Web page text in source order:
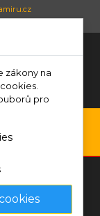
zákony na
pro